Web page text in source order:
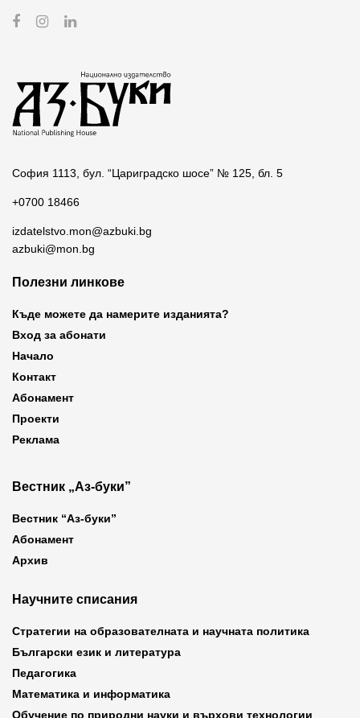
София 1113, бул. “Цариградско шосе” № 125, бл. 5
+0700 18466
izdatelstvo.mon@azbuki.bg
azbuki@mon.bg
Полезни линкове
Къде можете да намерите изданията?
Вход за абонати
Начало
Контакт
Абонамент
Проекти
Реклама
Вестник „Аз-буки”
Вестник “Аз-буки”
Абонамент
Архив
Научните списания
Стратегии на образователната и научната политика
Български език и литература
Педагогика
Математика и информатика
Обучение по природни науки и върхови технологии